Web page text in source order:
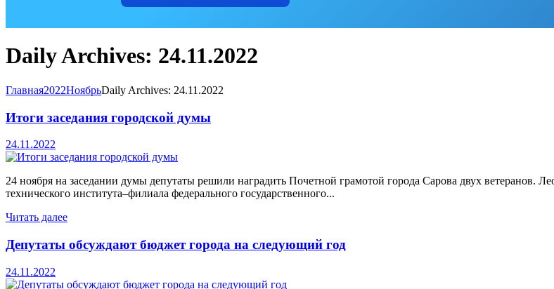
Daily Archives: 24.11.2022
Главная2022НоябрьDaily Archives: 24.11.2022
Итоги заседания городской думы
24.11.2022
24 ноября на заседании думы депутаты решили наградить Почетной грамотой города Сарова двух ветеранов.
технического института–филиала федерального государственного...
Читать далее
Депутаты обсуждают бюджет города на следующий год
24.11.2022